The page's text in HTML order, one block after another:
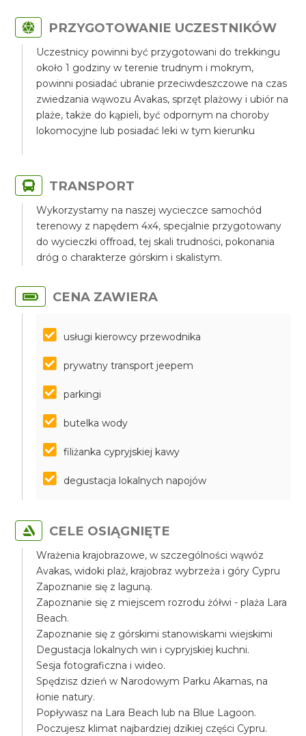
PRZYGOTOWANIE UCZESTNIKÓW
Uczestnicy powinni być przygotowani do trekkingu
około 1 godziny w terenie trudnym i mokrym,
powinni posiadać ubranie przeciwdeszczowe na czas
zwiedzania wąwozu Avakas, sprzęt plażowy i ubiór na
plaże, także do kąpieli, być odpornym na choroby
lokomocyjne lub posiadać leki w tym kierunku
TRANSPORT
Wykorzystamy na naszej wycieczce samochód
terenowy z napędem 4x4, specjalnie przygotowany
do wycieczki offroad, tej skali trudności, pokonania
dróg o charakterze górskim i skalistym.
CENA ZAWIERA
usługi kierowcy przewodnika
prywatny transport jeepem
parkingi
butelka wody
filiżanka cypryjskiej kawy
degustacja lokalnych napojów
CELE OSIĄGNIĘTE
Wrażenia krajobrazowe, w szczególności wąwóz
Avakas, widoki plaż, krajobraz wybrzeża i góry Cypru
Zapoznanie się z laguną.
Zapoznanie się z miejscem rozrodu żółwi - plaża Lara
Beach.
Zapoznanie się z górskimi stanowiskami wiejskimi
Degustacja lokalnych win i cypryjskiej kuchni.
Sesja fotograficzna i wideo.
Spędzisz dzień w Narodowym Parku Akamas, na
łonie natury.
Popływasz na Lara Beach lub na Blue Lagoon.
Poczujesz klimat najbardziej dzikiej części Cypru.